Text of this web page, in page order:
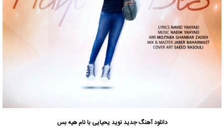
دانلود آهنگ جدیدنوید یحیایی با نام هیه بس